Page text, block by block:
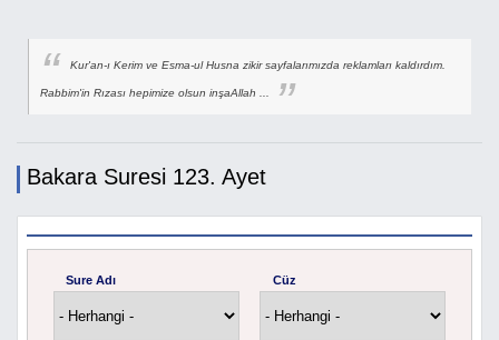
Kur'an-ı Kerim ve Esma-ul Husna zikir sayfalarımızda reklamları kaldırdım.
Rabbim'in Rızası hepimize olsun inşaAllah ...
Bakara Suresi 123. Ayet
Sure Adı Cüz